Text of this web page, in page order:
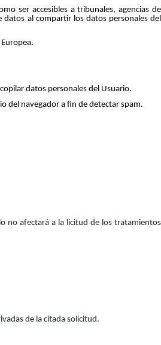
ser accesibles a tribunales, agencias de
al compartir los datos personales del
datos personales del Usuario.
del navegador a fin de detectar spam.
no afectará a la licitud de los tratamientos
de la citada solicitud.